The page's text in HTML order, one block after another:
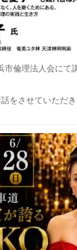
市倫理法人会にて
をさせていただ